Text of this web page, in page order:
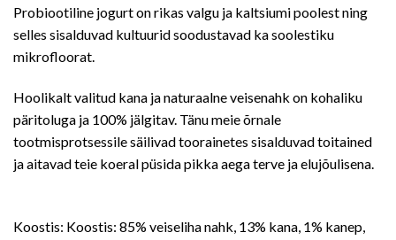
Probiootiline jogurt on rikas valgu ja kaltsiumi poolest ning
selles sisalduvad kultuurid soodustavad ka soolestiku
mikrofloorat.
Hoolikalt valitud kana ja naturaalne veisenahk on kohaliku
päritoluga ja 100% jälgitav. Tänu meie õrnale
tootmisprotsessile säilivad toorainetes sisalduvad toitained
ja aitavad teie koeral püsida pikka aega terve ja elujõulisena.
Koostis: Koostis: 85% veiseliha nahk, 13% kana, 1% kanep,